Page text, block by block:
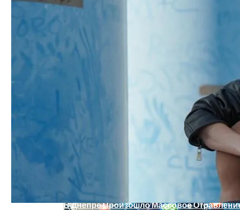
Растущая Концентрация Власти В Руках
Извержение Вулкана На Юге Исландии:
В Киеве Ограничили Движение На
В Днепре Произошло Массовое